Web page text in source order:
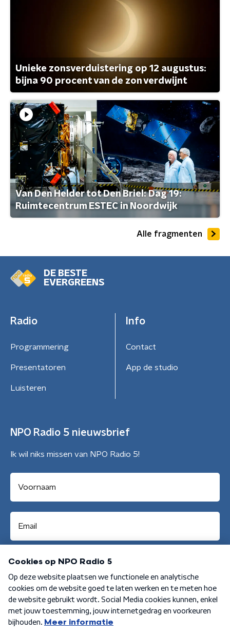
Unieke zonsverduistering op 12 augustus:
bijna 90 procent van de zon verdwijnt
Van Den Helder tot Den Briel: Dag 19:
Ruimtecentrum ESTEC in Noordwijk
Alle fragmenten
DE BESTE
EVERGREENS
Radio
Programmering
Presentatoren
Luisteren
Info
Contact
App de studio
NPO Radio 5 nieuwsbrief
Ik wil niks missen van NPO Radio 5!
Aanmelden
Algemene voorwaarden Privacybeleid